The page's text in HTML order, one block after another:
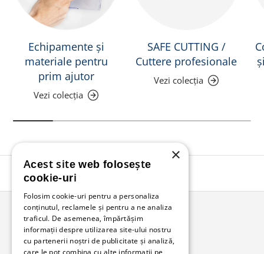
Echipamente și
materiale pentru
prim ajutor
Vezi colecția
SAFE CUTTING /
Cuttere profesionale
Vezi colecția
Înapoi în sus
Bunzl Romania
Soluții complete pentru afacerea ta.
×
Acest site web folosește
cookie-uri
Folosim cookie-uri pentru a personaliza
conținutul, reclamele și pentru a ne analiza
traficul. De asemenea, împărtășim
informații despre utilizarea site-ului nostru
cu partenerii noștri de publicitate și analiză,
care le pot combina cu alte informații pe